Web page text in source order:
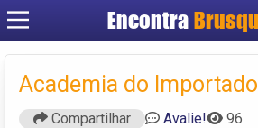
Encontra
Cadastrar
Criar conta
Academia do
Compartilhar Avalie! 96